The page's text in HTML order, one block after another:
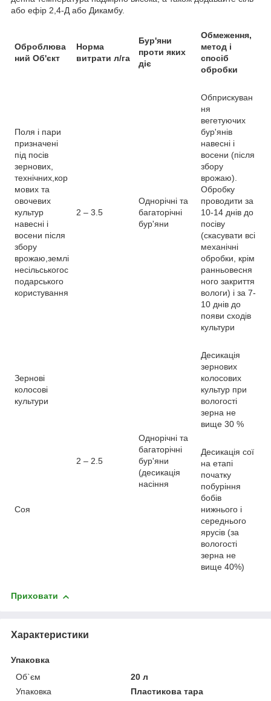
або ефір 2,4-Д або Дикамбу.
Оброблюва
ний Об'єкт
Норма
витрати л/га
Бур'яни
проти яких
діє
Обмеження,
метод і
спосіб
обробки
Поля і пари
призначені
під посів
зернових,
технічних,кор
мових та
овочевих
культур
навесні і
восени після
збору
врожаю,землі
несільськогос
подарського
користування
2 – 3.5
Однорічні та
багаторічні
бур'яни
Обприскуван
ня
вегетуючих
бур'янів
навесні і
восени (після
збору
врожаю).
Обробку
проводити за
10-14 днів до
посіву
(скасувати всі
механічні
обробки, крім
ранньовесня
ного закриття
вологи) і за 7-
10 днів до
появи сходів
культури
Зернові
колосові
культури
2 – 2.5
Однорічні та
багаторічні
бур'яни
(десикація
насіння
Десикація
зернових
колосових
культур при
вологості
зерна не
вище 30 %
Соя
Десикація сої
на етапі
початку
побуріння
бобів
нижнього і
середнього
ярусів (за
вологості
зерна не
вище 40%)
Приховати
Характеристики
Упаковка
Об`єм
20 л
Упаковка
Пластикова тара